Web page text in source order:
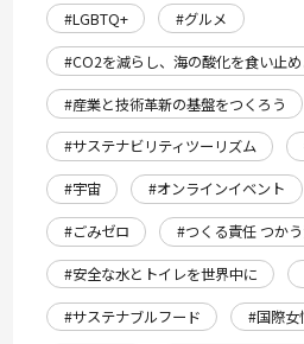
#LGBTQ+
#グルメ
#CO2を減らし、海の酸化を食い止め
#産業と技術革新の基盤をつくろう
#サステナビリティツーリズム
#宇宙
#オンラインイベント
#ごみゼロ
#つくる責任 つか
#安全な水とトイレを世界中に
#サステナブルフード
#国際女